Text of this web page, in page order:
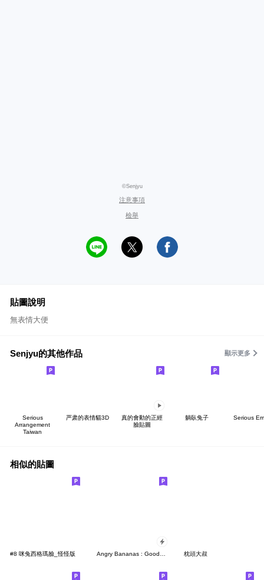
©Senjyu
注意事項
檢舉
貼圖說明
無表情大便
Senjyu的其他作品 顯示更多
Serious
Arrangement
Taiwan
严肃的表情貓3D
真的會動的正經
臉貼圖
躺臥兔子 Serious
相似的貼圖
#8 咪兔西格瑪臉_怪怪版 Angry Bananas : Good smell Banana Pop-Up 枕頭大叔